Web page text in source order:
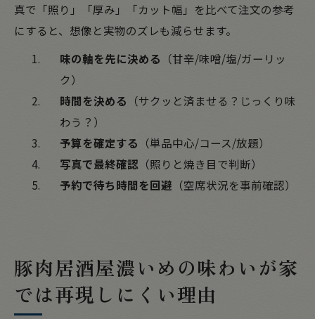
真で「照り」「厚み」「カット幅」を比べて注文の参考
にすると、想像と実物のズレも減らせます。
味の軸を先に決める （甘辛/味噌/塩/ガーリッ
ク）
時間を決める （サクッと済ませる？じっくり味
わう？）
予算を確定する （単品中心/コース/放題）
写真で最終確認 （照りと焼き目で判断）
予約で待ち時間を回避 （空席状況を事前確認）
豚肉居酒屋濃いめの味わいが家
では再現しにくい理由